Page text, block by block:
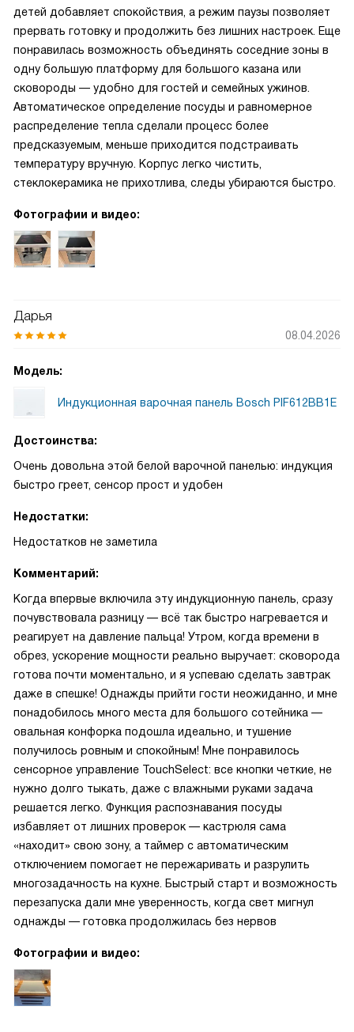
детей добавляет спокойствия, а режим паузы позволяет
прервать готовку и продолжить без лишних настроек. Еще
понравилась возможность объединять соседние зоны в
одну большую платформу для большого казана или
сковороды — удобно для гостей и семейных ужинов.
Автоматическое определение посуды и равномерное
распределение тепла сделали процесс более
предсказуемым, меньше приходится подстраивать
температуру вручную. Корпус легко чистить,
стеклокерамика не прихотлива, следы убираются быстро.
Фотографии и видео:
Дарья
08.04.2026
Модель:
Индукционная варочная панель Bosch PIF612BB1E
Достоинства:
Очень довольна этой белой варочной панелью: индукция
быстро греет, сенсор прост и удобен
Недостатки:
Недостатков не заметила
Комментарий:
Когда впервые включила эту индукционную панель, сразу
почувствовала разницу — всё так быстро нагревается и
реагирует на давление пальца! Утром, когда времени в
обрез, ускорение мощности реально выручает: сковорода
готова почти моментально, и я успеваю сделать завтрак
даже в спешке! Однажды прийти гости неожиданно, и мне
понадобилось много места для большого сотейника —
овальная конфорка подошла идеально, и тушение
получилось ровным и спокойным! Мне понравилось
сенсорное управление TouchSelect: все кнопки четкие, не
нужно долго тыкать, даже с влажными руками задача
решается легко. Функция распознавания посуды
избавляет от лишних проверок — кастрюля сама
«находит» свою зону, а таймер с автоматическим
отключением помогает не пережаривать и разрулить
многозадачность на кухне. Быстрый старт и возможность
перезапуска дали мне уверенность, когда свет мигнул
однажды — готовка продолжилась без нервов
Фотографии и видео: